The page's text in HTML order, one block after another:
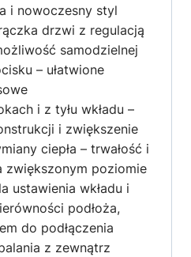
i nowoczesny styl
drzwi z regulacją
samodzielnej
– ułatwione
i z tyłu wkładu –
i zwiększenie
ciepła – trwałość i
zwiększonym poziomie
ustawienia wkładu i
podłoża,
do podłączenia
z zewnątrz